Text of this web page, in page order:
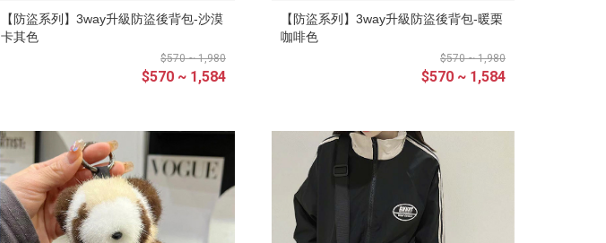
【防盜系列】3way升級防盜後背包-沙漠
卡其色
$570 ~ 1,980
$570 ~ 1,584
【防盜系列】3way升級防盜後背包-暖栗
咖啡色
$570 ~ 1,980
$570 ~ 1,584